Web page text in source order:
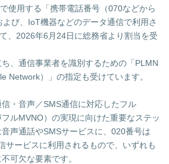
使用する「携帯電話番号（070などから
び、IoT機器などのデータ通信で利用さ
、2026年6月24日に総務省より割当を受
、通信事業者を識別するための「PLMN
Network）」の指定も受けています。
・音声／SMS通信に対応したフル
ルMVNO）の実現に向けた重要なステッ
声通話やSMSサービスに、020番号は
サービスに利用されるもので、いずれも
可欠な要素です。